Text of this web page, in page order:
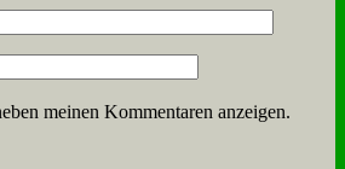
meinen Kommentaren anzeigen.